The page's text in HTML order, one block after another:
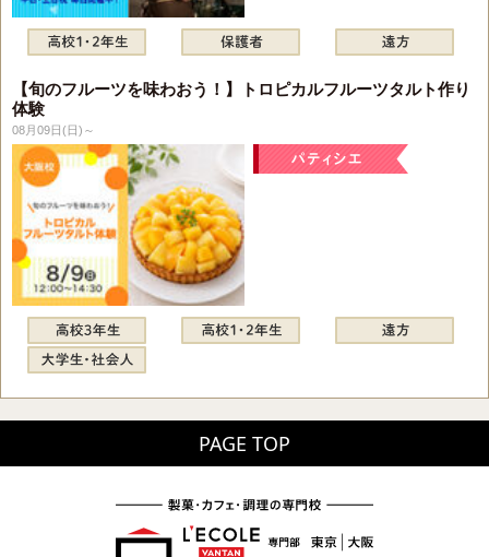
【旬のフルーツを味わおう！】トロピカルフルーツタルト作り
体験
08月09日(日)～
PAGE TOP